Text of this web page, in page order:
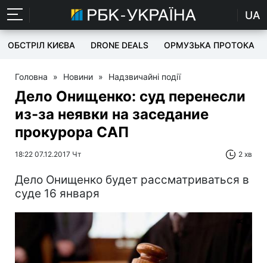
UA
ОБСТРІЛ КИЄВА DRONE DEALS ОРМУЗЬКА ПРОТОКА
Головна » Новини » Надзвичайні події
Дело Онищенко: суд перенесли
из-за неявки на заседание
прокурора САП
18:22 07.12.2017 Чт 2 хв
Дело Онищенко будет рассматриваться в
суде 16 января